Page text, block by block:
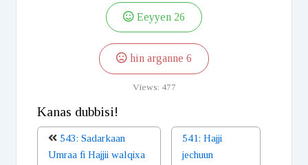
Eeyyen 26
hin arganne 6
Views: 477
Kanas dubbisi!
543: Sadarkaan
Umraa fi Hajjii walqixa
541: Hajji
jechuun